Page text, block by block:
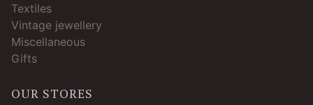
Textiles
Vintage jewellery
Miscellaneous
Gifts
OUR STORES